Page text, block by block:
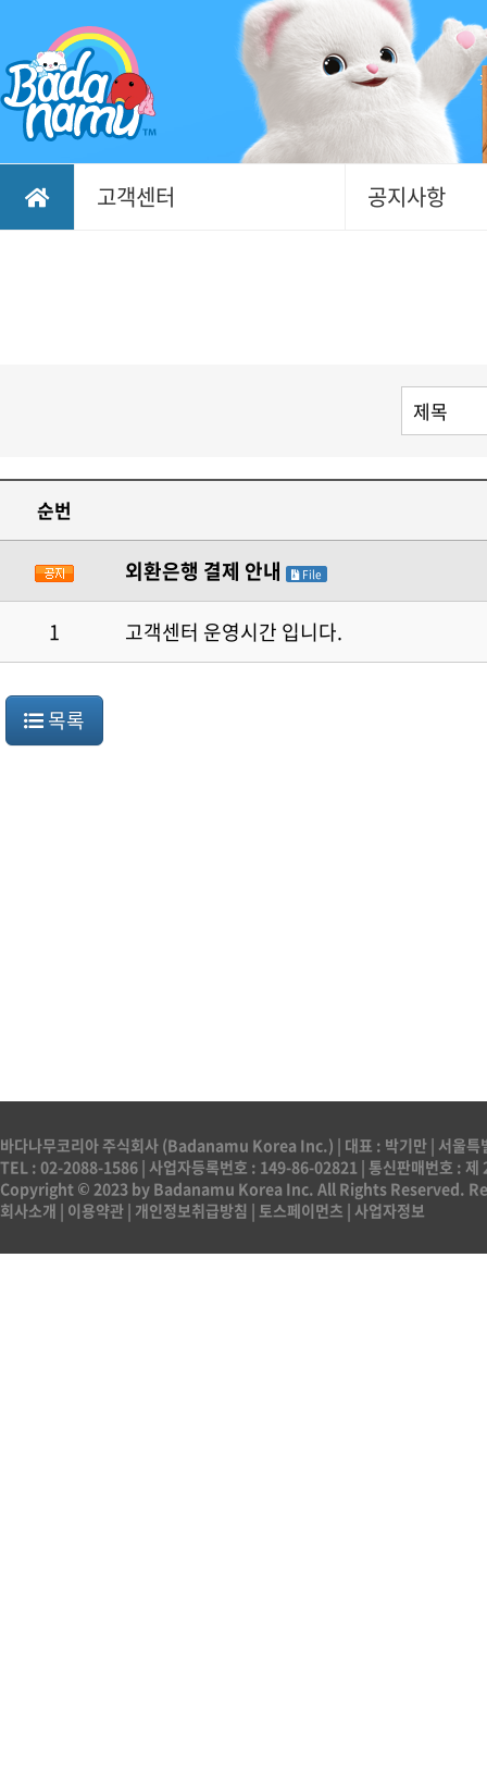
고객센터 공지사항
순번
외환은행 결제 안내 File
1 고객센터 운영시간 입니다.
목록
바다나무코리아 주식회사 (Badanamu Korea Inc.) | 대표 : 박기만 | 서울특
TEL : 02-2088-1586 | 사업자등록번호 : 149-86-02821 | 통신판매번호 : 제
Copyright © 2023 by Badanamu Korea Inc. All Rights
회사소개 | 이용약관 | 개인정보취급방침 | 토스페이먼츠 | 사업자정보